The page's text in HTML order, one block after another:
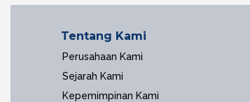
Tentang Kami
Perusahaan Kami
Sejarah Kami
Kepemimpinan Kami